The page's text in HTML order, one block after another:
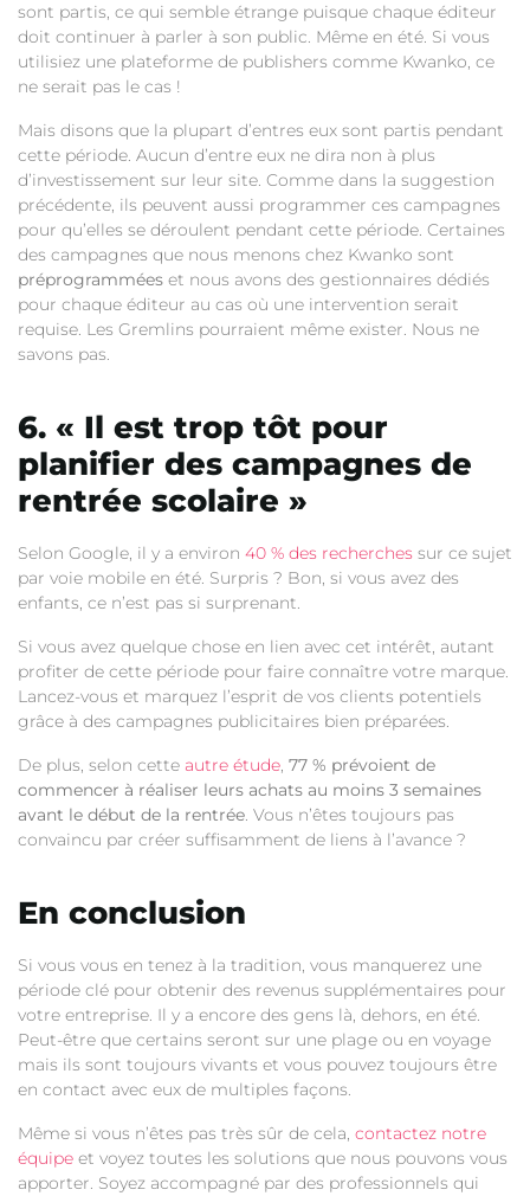
sont partis, ce qui semble étrange puisque chaque éditeur
doit continuer à parler à son public. Même en été. Si vous
utilisiez une plateforme de publishers comme Kwanko, ce
ne serait pas le cas !
Mais disons que la plupart d’entres eux sont partis pendant
cette période. Aucun d’entre eux ne dira non à plus
d’investissement sur leur site. Comme dans la suggestion
précédente, ils peuvent aussi programmer ces campagnes
pour qu’elles se déroulent pendant cette période. Certaines
des campagnes que nous menons chez Kwanko sont
préprogrammées et nous avons des gestionnaires dédiés
pour chaque éditeur au cas où une intervention serait
requise. Les Gremlins pourraient même exister. Nous ne
savons pas.
6. « Il est trop tôt pour
planifier des campagnes de
rentrée scolaire »
Selon Google, il y a environ 40 % des recherches sur ce sujet
par voie mobile en été. Surpris ? Bon, si vous avez des
enfants, ce n’est pas si surprenant.
Si vous avez quelque chose en lien avec cet intérêt, autant
profiter de cette période pour faire connaître votre marque.
Lancez-vous et marquez l’esprit de vos clients potentiels
grâce à des campagnes publicitaires bien préparées.
De plus, selon cette autre étude, 77 % prévoient de
commencer à réaliser leurs achats au moins 3 semaines
avant le début de la rentrée. Vous n’êtes toujours pas
convaincu par créer suffisamment de liens à l’avance ?
En conclusion
Si vous vous en tenez à la tradition, vous manquerez une
période clé pour obtenir des revenus supplémentaires pour
votre entreprise. Il y a encore des gens là, dehors, en été.
Peut-être que certains seront sur une plage ou en voyage
mais ils sont toujours vivants et vous pouvez toujours être
en contact avec eux de multiples façons.
Même si vous n’êtes pas très sûr de cela, contactez notre
équipe et voyez toutes les solutions que nous pouvons vous
apporter. Soyez accompagné par des professionnels qui